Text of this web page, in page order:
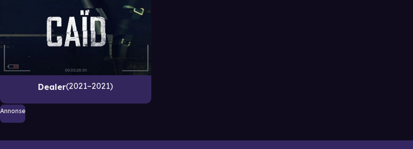
Dealer 2021–2021
Annonse